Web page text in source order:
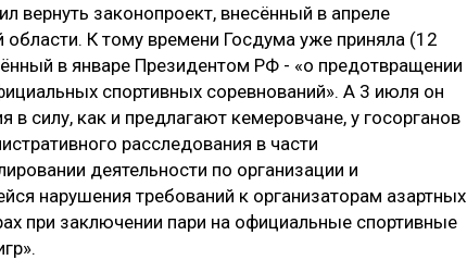
вернуть законопроект, внесённый в апреле
К тому времени Госдума уже приняла (12
в январе Президентом РФ - «о предотвращении
спортивных соревнований». А 3 июля он
в силу, как и предлагают кемеровчане, у госорганов
расследования в части
деятельности по организации и
нарушения требований к организаторам азартных
при заключении пари на официальные спортивные